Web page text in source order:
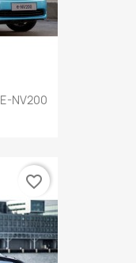
NV200
favorite_border